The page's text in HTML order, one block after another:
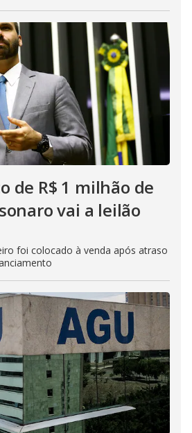
de R$ 1 milhão de
vai a leilão
foi colocado à venda após atraso